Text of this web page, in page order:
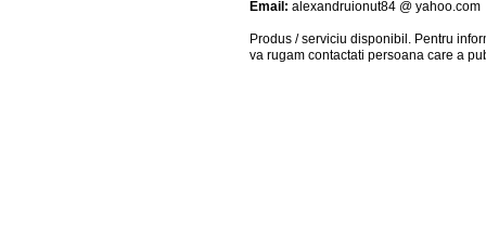
Email: alexandruionut84 @ yahoo.com
Produs / serviciu disponibil . Pentru
va rugam contactati persoana care a